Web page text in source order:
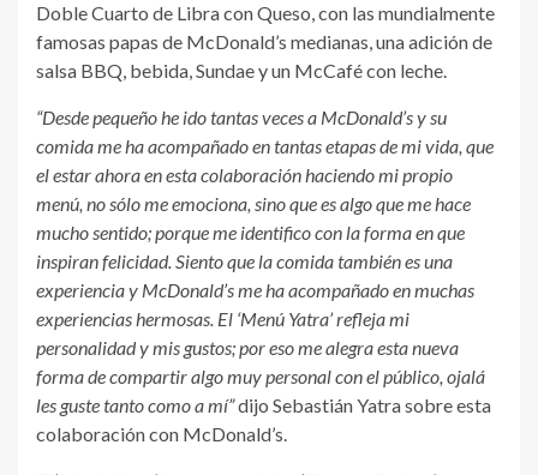
Doble Cuarto de Libra con Queso, con las mundialmente
famosas papas de McDonald’s medianas, una adición de
salsa BBQ, bebida, Sundae y un McCafé con leche.
“Desde pequeño he ido tantas veces a McDonald’s y su
comida me ha acompañado en tantas etapas de mi vida, que
el estar ahora en esta colaboración haciendo mi propio
menú, no sólo me emociona, sino que es algo que me hace
mucho sentido; porque me identifico con la forma en que
inspiran felicidad. Siento que la comida también es una
experiencia y McDonald’s me ha acompañado en muchas
experiencias hermosas. El ‘Menú Yatra’ refleja mi
personalidad y mis gustos; por eso me alegra esta nueva
forma de compartir algo muy personal con el público, ojalá
les guste tanto como a mí”dijo Sebastián Yatra sobre esta
colaboración con McDonald’s.